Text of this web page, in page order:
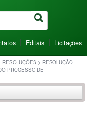
Editais Licitações
RESOLUÇÕES > RESOLUÇÃO
PROCESSO DE